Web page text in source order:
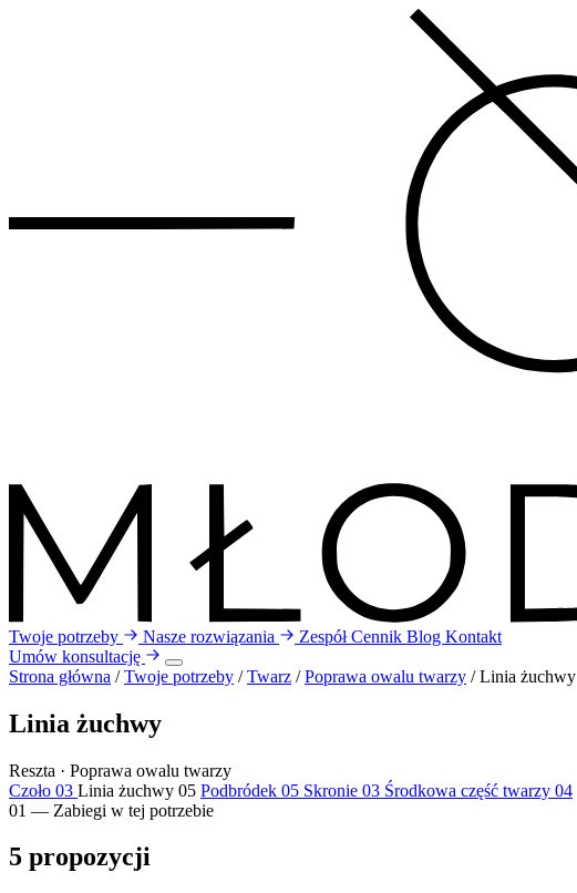
Twoje potrzeby Nasze rozwiązania ZespółCennik Blog Kontakt
Umów konsultację
Strona główna / Twoje potrzeby / Twarz / Poprawa owalu twarzy / Linia żuchwy
Linia żuchwy
Reszta · Poprawa owalu twarzy
Czoło 03 Linia żuchwy 05 Podbródek 05 Skronie 03 Środkowa część twarzy 04
01 — Zabiegi w tej potrzebie
5 propozycji